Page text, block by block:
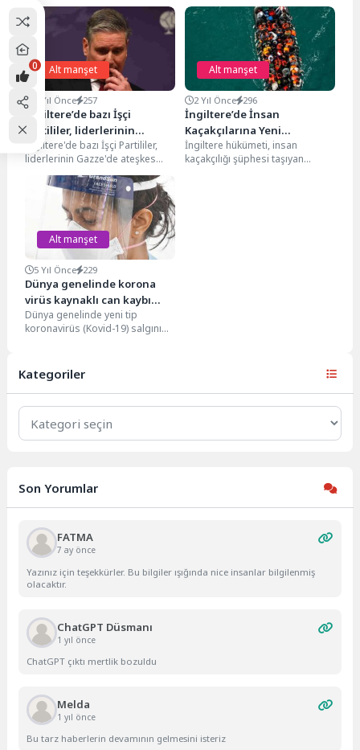
Alt manşet
3 Yıl Önce 257
İngiltere’de bazı İşçi
Partililer, liderlerinin
Gazze’de ateşkes çağrılarını
reddetmesi üzerine istifa
İngiltere'de bazı İşçi Partililer,
liderlerinin Gazze'de ateşkes
çağrılarını reddetmesi üzerine
istifa etti İngiltere'de ana
muhalefetteki...
Alt manşet
2 Yıl Önce 296
İngiltere’de İnsan
Kaçakçılarına Yeni
Yaptırımlar
İngiltere hükümeti, insan
kaçakçılığı şüphesi taşıyan
Alt manşet
5 Yıl Önce 229
Dünya genelinde korona
virüs kaynaklı can kaybı
sayısı artıyor
Dünya genelinde yeni tip
koronavirüs (Kovid-19) salgını
Kategoriler
Kategoriler
Son Yorumlar
FATMA
7 ay önce
Yazınız için teşekkürler. Bu bilgiler ışığında nice insanlar bilgilenmiş
olacaktır.
ChatGPT Düsmanı
1 yıl önce
ChatGPT çıktı mertlik bozuldu
Melda
1 yıl önce
Bu tarz haberlerin devamının gelmesini isteriz
0